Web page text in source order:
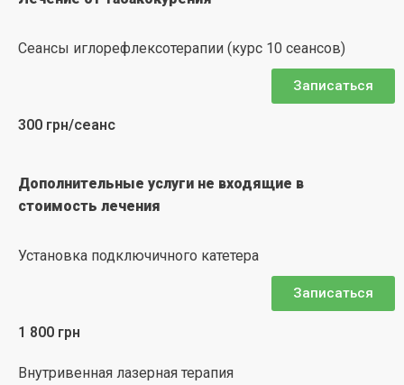
Сеансы иглорефлексотерапии (курс 10 сеансов)
Записаться
300 грн/сеанс
Дополнительные услуги не входящие в
стоимость лечения
Установка подключичного катетера
Записаться
1 800 грн
Внутривенная лазерная терапия